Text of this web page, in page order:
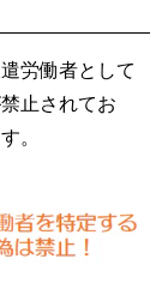
労働者として
止されてお
。